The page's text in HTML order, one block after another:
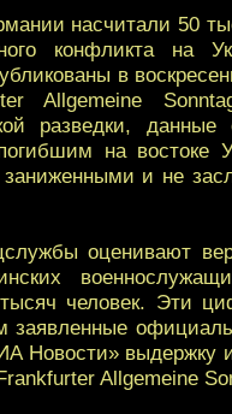
насчитали 50
конфликта на
в
Allgemeine
разведки, данные
на востоке
и не
оценивают
человек. Эти
заявленные
Новости» выдержку
Allgemeine